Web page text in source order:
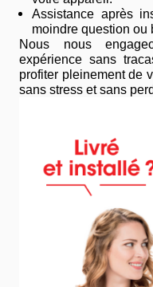
Assistance après
moindre question ou
Nous nous
expérience sans
profiter pleinement de
sans stress et sans